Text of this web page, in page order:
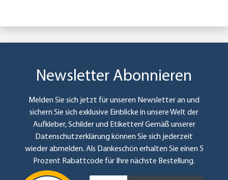
Newsletter Abonnieren
Melden Sie sich jetzt für unseren Newsletter an und
sichern Sie sich exklusive Einblicke in unsere Welt der
Aufkleber, Schilder und Etiketten! Gemäß unserer
Datenschutzerklärung können Sie sich jederzeit
wieder abmelden. Als Dankeschön erhalten Sie einen 5
Prozent Rabattcode für Ihre nächste Bestellung.